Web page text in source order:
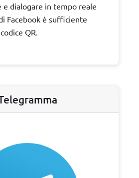
e dialogare in tempo reale
Facebook è sufficiente
QR.